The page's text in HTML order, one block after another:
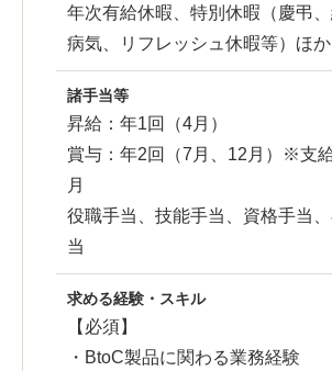
年次有給休暇、特別休暇（慶弔、
病気、リフレッシュ休暇等）ほか
諸手当等
昇給：年1回（4月）
賞与：年2回（7月、12月）※支
月
役職手当、技能手当、資格手当
当
求める経験・スキル
【必須】
・BtoC製品に関わる業務経験